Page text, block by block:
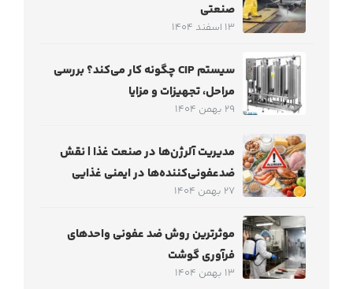
صنعتی
13 اسفند 1404
سیستم CIP چگونه کار می‌کند؟ بررسی
مراحل، تجهیزات و مزایا
29 بهمن 1404
مدیریت آلرژن‌ها در صنعت غذا | نقش
ضدعفونی‌کننده‌ها در ایمنی غذایی
27 بهمن 1404
موثرترین روش ضد عفونی واحدهای
فرآوری گوشت
13 بهمن 1404